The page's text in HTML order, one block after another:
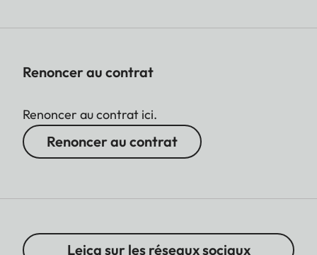
Renoncer au contrat
Renoncer au contrat ici.
Renoncer au contrat
Leica sur les réseaux sociaux